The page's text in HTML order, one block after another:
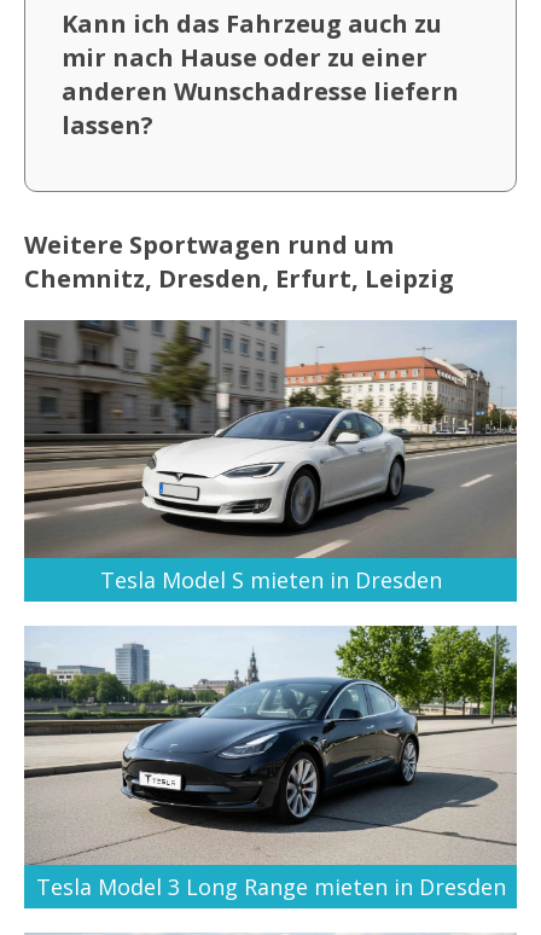
Kann ich das Fahrzeug auch zu
mir nach Hause oder zu einer
anderen Wunschadresse liefern
lassen?
Weitere Sportwagen rund um
Chemnitz, Dresden, Erfurt, Leipzig
Tesla Model S mieten in Dresden
Tesla Model 3 Long Range mieten in Dresden